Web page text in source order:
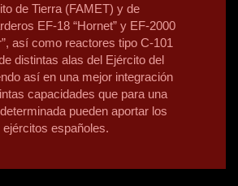
de Tierra (FAMET) y de
EF-18 “Hornet” y EF-2000
así como reactores tipo C-101
distintas alas del Ejército del
así en una mejor integración
capacidades que para una
pueden aportar los
ejércitos españoles.